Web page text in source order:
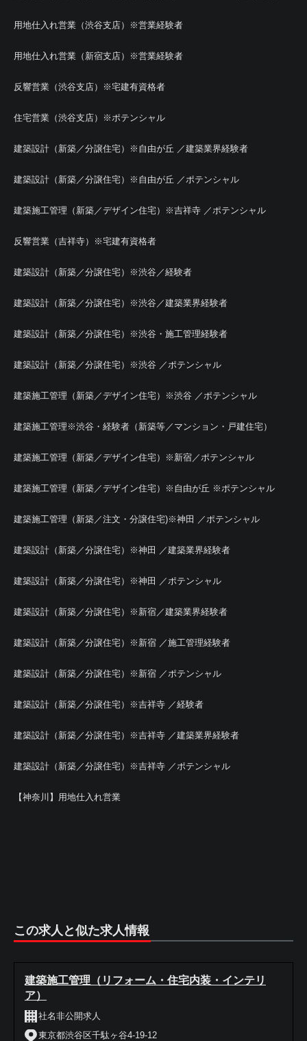
用地仕入れ営業（渋谷支店）※営業経験者
用地仕入れ営業（新宿支店）※営業経験者
反響営業（渋谷支店）※宅建有資格者
住宅営業（渋谷支店）※ポテンシャル
建築設計（新築／分譲住宅）※自由が丘 ／建築業界経験者
建築設計（新築／分譲住宅）※自由が丘 ／ポテンシャル
建築施工管理（新築／デザイン住宅）※吉祥寺 ／ポテンシャル
反響営業（吉祥寺）※宅建有資格者
建築設計（新築／分譲住宅）※渋谷／経験者
建築設計（新築／分譲住宅）※渋谷／建築業界経験者
建築設計（新築／分譲住宅）※渋谷・施工管理経験者
建築設計（新築／分譲住宅）※渋谷 ／ポテンシャル
建築施工管理（新築／デザイン住宅）※渋谷 ／ポテンシャル
建築施工管理※渋谷・経験者（新築等／マンション・戸建住宅）
建築施工管理（新築／デザイン住宅）※新宿／ポテンシャル
建築施工管理（新築／デザイン住宅）※自由が丘 ※ポテンシャル
建築施工管理（新築／注文・分譲住宅)※神田 ／ポテンシャル
建築設計（新築／分譲住宅）※神田 ／建築業界経験者
建築設計（新築／分譲住宅）※神田 ／ポテンシャル
建築設計（新築／分譲住宅）※新宿／建築業界経験者
建築設計（新築／分譲住宅）※新宿 ／施工管理経験者
建築設計（新築／分譲住宅）※新宿 ／ポテンシャル
建築設計（新築／分譲住宅）※吉祥寺 ／経験者
建築設計（新築／分譲住宅）※吉祥寺 ／建築業界経験者
建築設計（新築／分譲住宅）※吉祥寺 ／ポテンシャル
【神奈川】用地仕入れ営業
この求人と似た求人情報
建築施工管理（リフォーム・住宅内装・インテリ
ア）
社名非公開求人
東京都渋谷区千駄ヶ谷4-19-12